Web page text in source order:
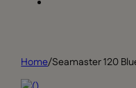
Home/Seamaster 120